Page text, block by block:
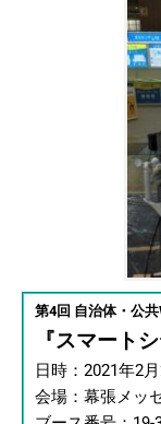
第4回 自治体・公
『スマート
日時：2021年2
会場： 幕張メッ